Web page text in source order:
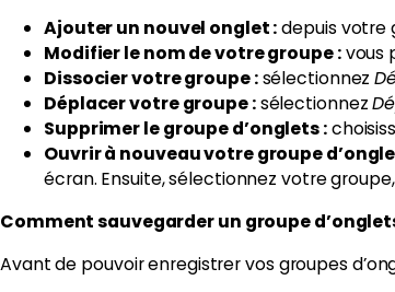
Ajouter un nouvel onglet :depuis votre
Modifier le nom de votre groupe :vous
Dissocier votre groupe :sélectionnez
Déplacer votre groupe :sélectionnez
Supprimer le groupe d’onglets :
Ouvrir à nouveau votre groupe
écran. Ensuite, sélectionnez votre
Comment sauvegarder un groupe
Avant de pouvoir enregistrer vos groupes